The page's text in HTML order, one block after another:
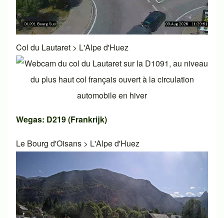
Col du Lautaret > L'Alpe d'Huez
Wegas: D219 (Frankrijk)
Le Bourg d'Oisans > L'Alpe d'Huez